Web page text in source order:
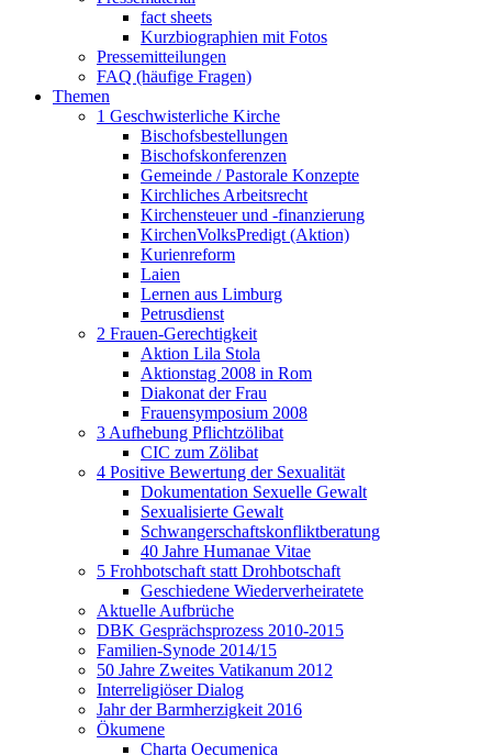
fact sheets
Kurzbiographien mit Fotos
Pressemitteilungen
FAQ (häufige Fragen)
Themen
1 Geschwisterliche Kirche
Bischofsbestellungen
Bischofskonferenzen
Gemeinde / Pastorale Konzepte
Kirchliches Arbeitsrecht
Kirchensteuer und -finanzierung
KirchenVolksPredigt (Aktion)
Kurienreform
Laien
Lernen aus Limburg
Petrusdienst
2 Frauen-Gerechtigkeit
Aktion Lila Stola
Aktionstag 2008 in Rom
Diakonat der Frau
Frauensymposium 2008
3 Aufhebung Pflichtzölibat
CIC zum Zölibat
4 Positive Bewertung der Sexualität
Dokumentation Sexuelle Gewalt
Sexualisierte Gewalt
Schwangerschaftskonfliktberatung
40 Jahre Humanae Vitae
5 Frohbotschaft statt Drohbotschaft
Geschiedene Wiederverheiratete
Aktuelle Aufbrüche
DBK Gesprächsprozess 2010-2015
Familien-Synode 2014/15
50 Jahre Zweites Vatikanum 2012
Interreligiöser Dialog
Jahr der Barmherzigkeit 2016
Ökumene
Charta Oecumenica